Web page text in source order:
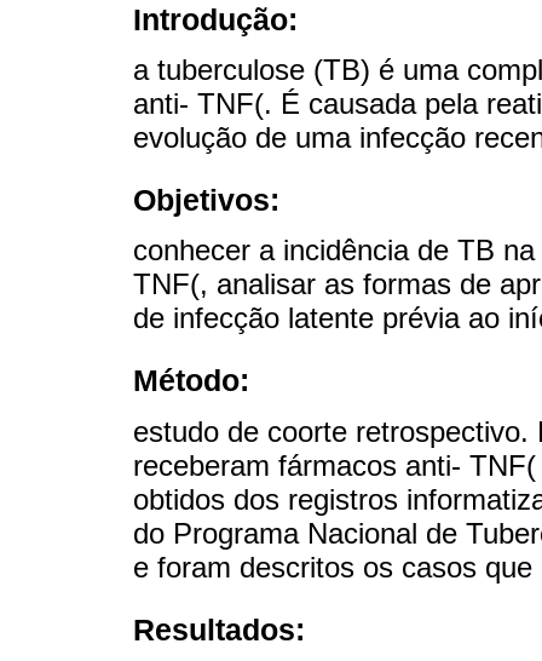
Introdução:
a tuberculose (TB) é uma
anti- TNF(. É causada pela
evolução de uma infecção
Objetivos:
conhecer a incidência de TB
TNF(, analisar as formas de
de infecção latente prévia ao
Método:
estudo de coorte
receberam fármacos anti-
obtidos dos registros
do Programa Nacional de
e foram descritos os casos
Resultados: